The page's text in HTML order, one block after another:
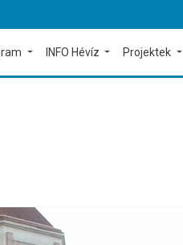
INFO Hévíz Projektek